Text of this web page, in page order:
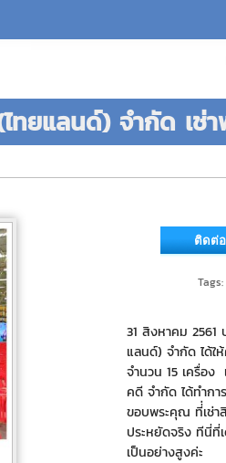
ทยแลนด์) จำกัด เช่
Tags:
31 สิงหาคม 2561
แลนด์) จำกัด ได้ให้
จำนวน 15 เครื่อง
คดี จำกัด ได้ทำก
ขอบพระคุณ ที่่เช่า
ประหยัดจริง ทีนี่
เป็นอย่างสูงค่ะ